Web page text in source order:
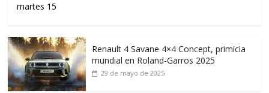
martes 15
Renault 4 Savane 4×4 Concept, primicia
mundial en Roland-Garros 2025
29 de mayo de 2025